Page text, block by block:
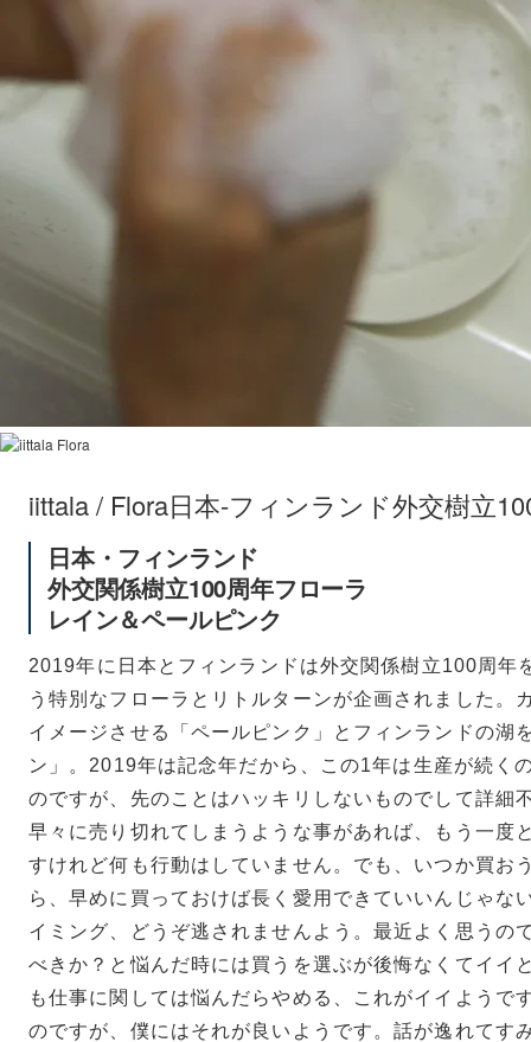
iittala / Flora日本-フィンランド外交樹立
日本・フィンランド
外交関係樹立100周年フローラ
レイン＆ペールピンク
2019年に日本とフィンランドは外交関係樹立100周年
う特別なフローラとリトルターンが企画されました。
イメージさせる「ペールピンク」とフィンランドの湖
ン」。2019年は記念年だから、この1年は生産が続く
のですが、先のことはハッキリしないものでして詳細
早々に売り切れてしまうような事があれば、もう一度
すけれど何も行動はしていません。でも、いつか買お
ら、早めに買っておけば長く愛用できていいんじゃな
イミング、どうぞ逃されませんよう。最近よく思うの
べきか？と悩んだ時には買うを選ぶが後悔なくてイイ
も仕事に関しては悩んだらやめる、これがイイようで
のですが、僕にはそれが良いようです。話が逸れてす